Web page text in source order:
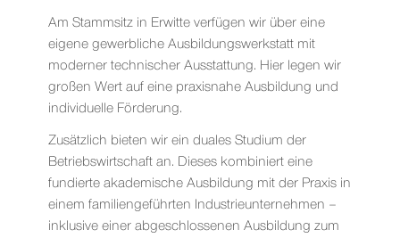
Am Stammsitz in Erwitte verfügen wir über eine
eigene gewerbliche Ausbildungswerkstatt mit
moderner technischer Ausstattung. Hier legen wir
großen Wert auf eine praxisnahe Ausbildung und
individuelle Förderung.
Zusätzlich bieten wir ein duales Studium der
Betriebswirtschaft an. Dieses kombiniert eine
fundierte akademische Ausbildung mit der Praxis in
einem familiengeführten Industrieunternehmen –
inklusive einer abgeschlossenen Ausbildung zum